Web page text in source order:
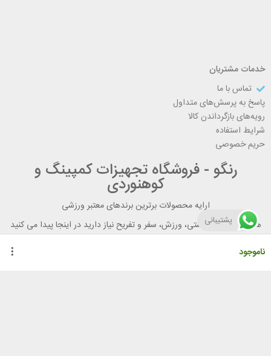
ناموجود
خدمات مشتریان
تماس با ما
پاسخ به پرسش‌های متداول
رویه‌های بازگرداندن کالا
شرایط استفاده
حریم خصوصی
رنگو - فروشگاه تجهیزات کمپینگ و
کوهنوردی
ارایه محصولات برترین برندهای معتبر ورزشی
هر آنچه برای تندرستی، ورزش، سفر و تفریح نیاز دارید در اینجا پیدا می کنید
پشتیبانی